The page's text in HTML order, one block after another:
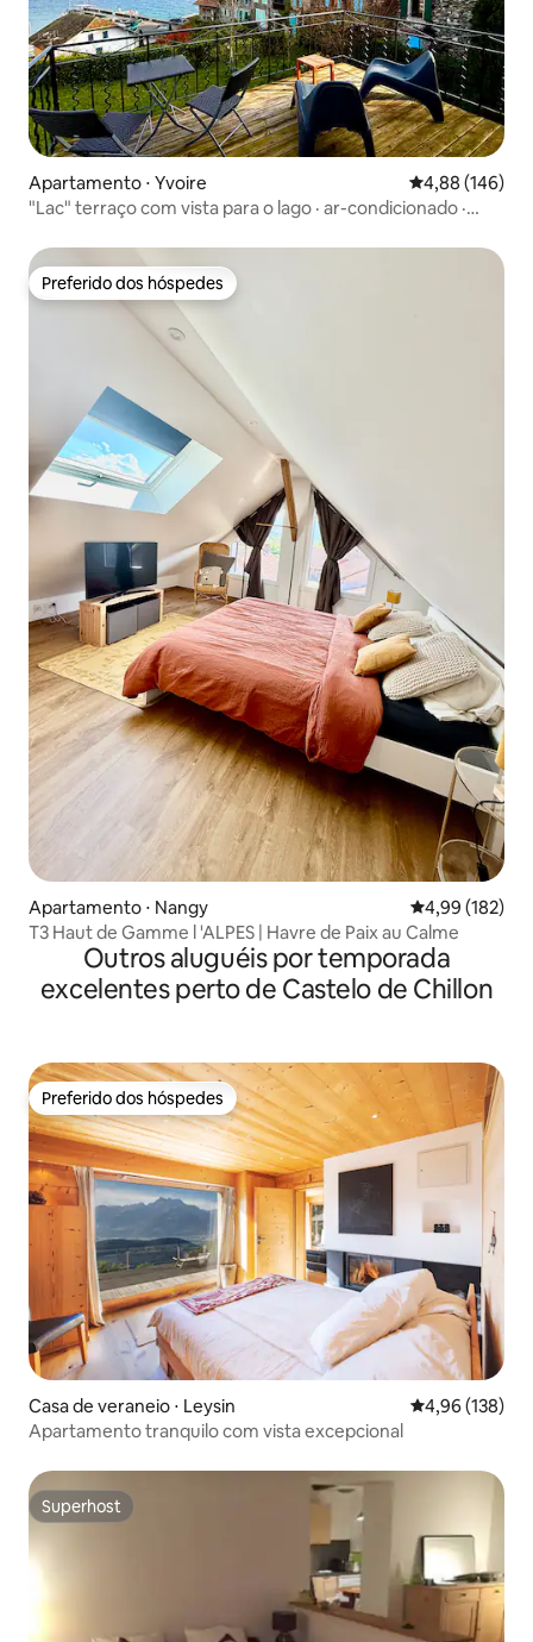
Apartamento ⋅ Yvoire 4,88 de uma
4,88 (146)
"Lac" terraço com vista para o lago · ar-condicionado ·
Preferido dos hóspedes
Preferido dos hóspedes
Apartamento ⋅ Nangy 4,99 de uma
4,99 (182)
T3 Haut de Gamme l 'ALPES | Havre de Paix au Calme
Outros aluguéis por temporada
excelentes perto de Castelo de Chillon
Preferido dos hóspedes
Preferido dos hóspedes
Casa de veraneio ⋅ Leysin 4,96 de uma
4,96 (138)
Apartamento tranquilo com vista excepcional
Superhost
Superhost